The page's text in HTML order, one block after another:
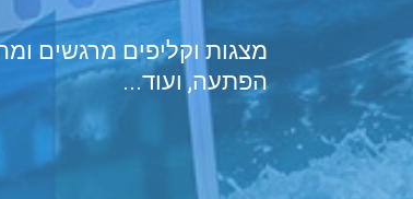
מצגות וקליפים מרגשים
הפתעה, ועוד...